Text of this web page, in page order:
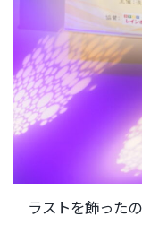
ラストを飾ったの